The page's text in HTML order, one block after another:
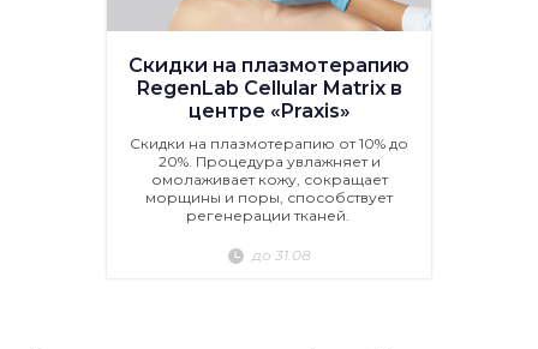
Скидки на плазмотерапию
RegenLab Cellular Matrix в
центре «Praxis»
Скидки на плазмотерапию от 10% до
20%. Процедура увлажняет и
омолаживает кожу, сокращает
морщины и поры, способствует
регенерации тканей.
до 31.08